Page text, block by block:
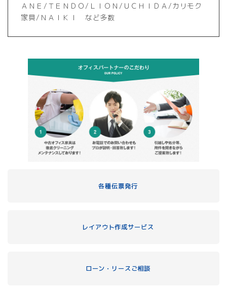
ＡＮＥ/ＴＥＮＤＯ/ＬＩＯＮ/ＵＣＨＩＤＡ/カリモク
家具/ＮＡＩＫＩ など多数
各種伝票発行
レイアウト作成サービス
ローン・リースご相談